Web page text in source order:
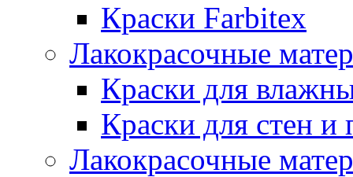
Краски Farbitex
Лакокрасочные
Краски для
Краски для стен и
Лакокрасочные